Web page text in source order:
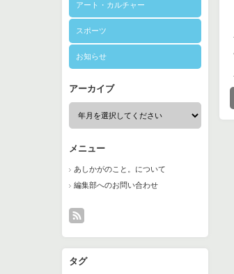
アート・カルチャー
スポーツ
お知らせ
アーカイブ
メニュー
あしかがのこと。について
編集部へのお問い合わせ
タグ